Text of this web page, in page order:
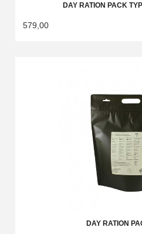
DAY RATION PACK
579,00
DAY RATION